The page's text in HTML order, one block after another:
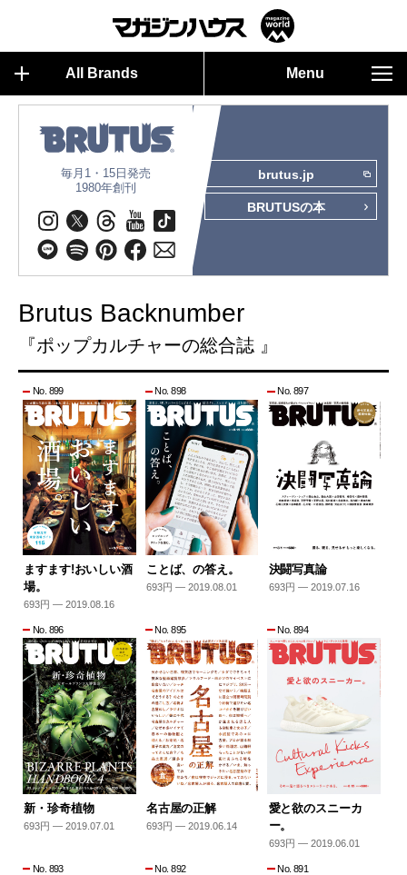
All Brands Menu
毎月1・15日発売
1980年創刊
brutus.jp
BRUTUSの本
Brutus Backnumber
『ポップカルチャーの総合誌 』
No. 899
ますます!おいしい酒
場。
693円 — 2019.08.16
No. 898
ことば、の答え。
693円 — 2019.08.01
No. 897
決闘写真論
693円 — 2019.07.16
No. 896
新・珍奇植物
693円 — 2019.07.01
No. 895
名古屋の正解
693円 — 2019.06.14
No. 894
愛と欲のスニーカ
ー。
693円 — 2019.06.01
No. 893 No. 892 No. 891